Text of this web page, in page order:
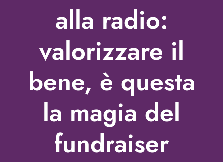
Fundraising Academy
Multimedia
Come contattarci
alla radio:
valorizzare il
bene, è questa
la magia del
fundraiser